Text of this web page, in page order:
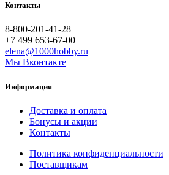
Контакты
8-800-201-41-28
+7 499 653-67-00
elena@1000hobby.ru
Мы Вконтакте
Информация
Доставка и оплата
Бонусы и акции
Контакты
Политика конфиденциальности
Поставщикам